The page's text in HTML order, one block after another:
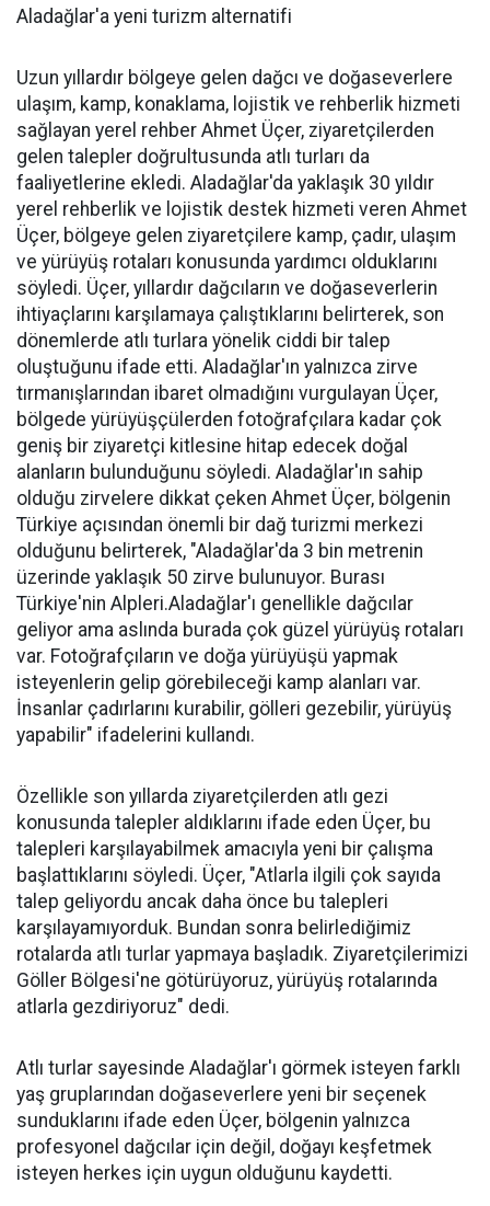
Aladağlar'a yeni turizm alternatifi
Uzun yıllardır bölgeye gelen dağcı ve doğaseverlere
ulaşım, kamp, konaklama, lojistik ve rehberlik hizmeti
sağlayan yerel rehber Ahmet Üçer, ziyaretçilerden
gelen talepler doğrultusunda atlı turları da
faaliyetlerine ekledi. Aladağlar'da yaklaşık 30 yıldır
yerel rehberlik ve lojistik destek hizmeti veren Ahmet
Üçer, bölgeye gelen ziyaretçilere kamp, çadır, ulaşım
ve yürüyüş rotaları konusunda yardımcı olduklarını
söyledi. Üçer, yıllardır dağcıların ve doğaseverlerin
ihtiyaçlarını karşılamaya çalıştıklarını belirterek, son
dönemlerde atlı turlara yönelik ciddi bir talep
oluştuğunu ifade etti. Aladağlar'ın yalnızca zirve
tırmanışlarından ibaret olmadığını vurgulayan Üçer,
bölgede yürüyüşçülerden fotoğrafçılara kadar çok
geniş bir ziyaretçi kitlesine hitap edecek doğal
alanların bulunduğunu söyledi. Aladağlar'ın sahip
olduğu zirvelere dikkat çeken Ahmet Üçer, bölgenin
Türkiye açısından önemli bir dağ turizmi merkezi
olduğunu belirterek, "Aladağlar'da 3 bin metrenin
üzerinde yaklaşık 50 zirve bulunuyor. Burası
Türkiye'nin Alpleri.Aladağlar'ı genellikle dağcılar
geliyor ama aslında burada çok güzel yürüyüş rotaları
var. Fotoğrafçıların ve doğa yürüyüşü yapmak
isteyenlerin gelip görebileceği kamp alanları var.
İnsanlar çadırlarını kurabilir, gölleri gezebilir, yürüyüş
yapabilir" ifadelerini kullandı.
Özellikle son yıllarda ziyaretçilerden atlı gezi
konusunda talepler aldıklarını ifade eden Üçer, bu
talepleri karşılayabilmek amacıyla yeni bir çalışma
başlattıklarını söyledi. Üçer, "Atlarla ilgili çok sayıda
talep geliyordu ancak daha önce bu talepleri
karşılayamıyorduk. Bundan sonra belirlediğimiz
rotalarda atlı turlar yapmaya başladık. Ziyaretçilerimizi
Göller Bölgesi'ne götürüyoruz, yürüyüş rotalarında
atlarla gezdiriyoruz" dedi.
Atlı turlar sayesinde Aladağlar'ı görmek isteyen farklı
yaş gruplarından doğaseverlere yeni bir seçenek
sunduklarını ifade eden Üçer, bölgenin yalnızca
profesyonel dağcılar için değil, doğayı keşfetmek
isteyen herkes için uygun olduğunu kaydetti.